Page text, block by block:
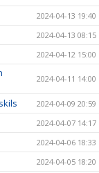
2024-04-13 19:40
2024-04-13 08:15
2024-04-12 15:00
2024-04-11 14:00
2024-04-09 20:59
2024-04-07 14:17
2024-04-06 18:33
2024-04-05 18:20